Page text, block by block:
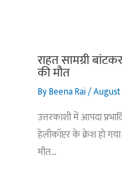
राहत सामग्री
की मौत
ByBeena Rai/August
उत्तरकाशी में आपदा
हेलीकॉप्टर के क्रेश हो
मौत…